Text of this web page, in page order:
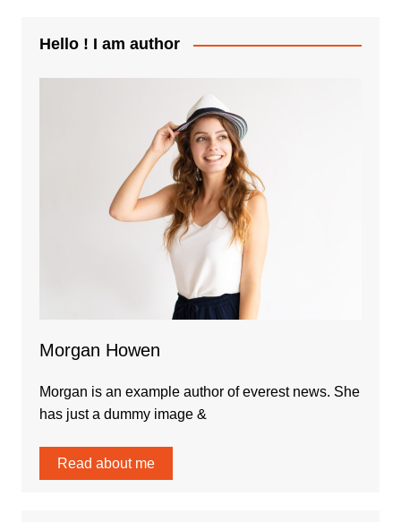
Hello ! I am author
Morgan Howen
Morgan is an example author of everest news. She
has just a dummy image &
Read about me